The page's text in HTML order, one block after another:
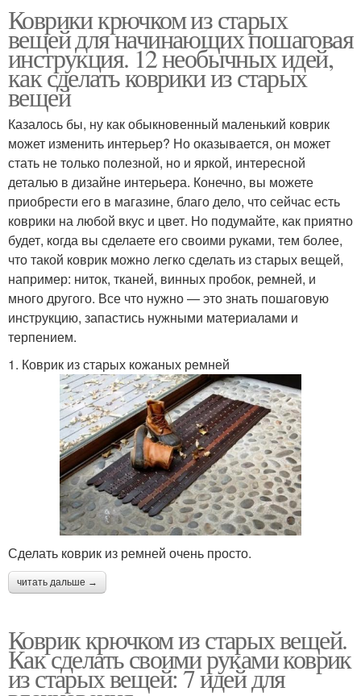
Коврики крючком из старых
вещей для начинающих пошаговая
инструкция. 12 необычных идей,
как сделать коврики из старых
вещей
Казалось бы, ну как обыкновенный маленький коврик
может изменить интерьер? Но оказывается, он может
стать не только полезной, но и яркой, интересной
деталью в дизайне интерьера. Конечно, вы можете
приобрести его в магазине, благо дело, что сейчас есть
коврики на любой вкус и цвет. Но подумайте, как приятно
будет, когда вы сделаете его своими руками, тем более,
что такой коврик можно легко сделать из старых вещей,
например: ниток, тканей, винных пробок, ремней, и
много другого. Все что нужно — это знать пошаговую
инструкцию, запастись нужными материалами и
терпением.
1. Коврик из старых кожаных ремней
Сделать коврик из ремней очень просто.
читать дальше →
Коврик крючком из старых вещей.
Как сделать своими руками коврик
из старых вещей: 7 идей для